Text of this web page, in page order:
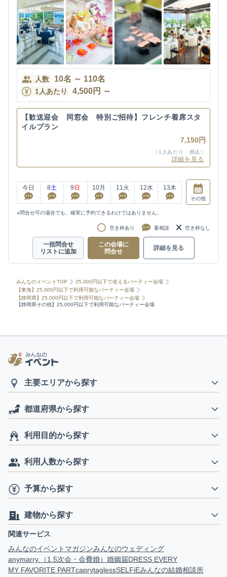
人数 10名 ～ 110名
1人あたり 4,500円 ～
【歓送迎会 同窓会 特別ご招待】フレンチ着席スタ
イルプラン
7,150円
（1人あたり・税込）
詳細を見る
今日 8土 9 日 10月 11 火 12水 13木
その他
※問合せ可の場合でも、確実に予約できるわけではありません。
空き枠あり 要相談 空き枠なし
一括問合せ
リストに追加
この会場に
問合せ
詳細を見る
みんなのイベントTOP
25,000円以下で使えるパーティー会場
【東海】25,000円以下で利用可能なパーティー会場
【静岡県】25,000円以下で利用可能なパーティー会場
【静岡県その他】25,000円以下で利用可能なパーティー会場
主要エリアから探す
都道府県から探す
利用目的から探す
利用人数から探す
予算から探す
建物から探す
関連サービス
みんなのイベントマガジンみんなのウェディング
anymarry.（1.5次会・会費婚） 婚姻届DRESS EVERY
MY FAVORITE PARTcaprytaglessSELFiEみんなの結婚相談所